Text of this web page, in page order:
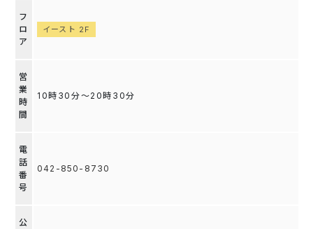
フ
ロ
ア
イースト 2F
営
業
時
間
10時30分～20時30分
電
話
番
号
042-850-8730
公